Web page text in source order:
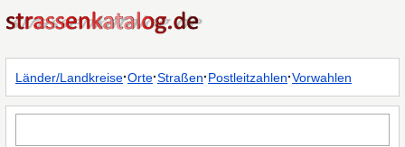
Länder/Landkreise·Orte·Straßen·Postleitzahlen·Vorwahlen